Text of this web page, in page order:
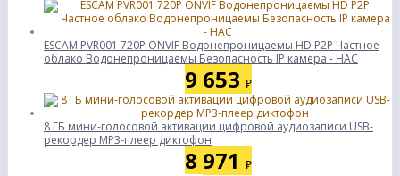
ESCAM PVR001 720P ONVIF Водонепроницаемы HD P2P Частное
облако Водонепроницаемы Безопасность IP камера - НАС
9 653 ₽
8 ГБ мини-голосовой активации цифровой аудиозаписи USB-
рекордер MP3-плеер диктофон
8 971 ₽